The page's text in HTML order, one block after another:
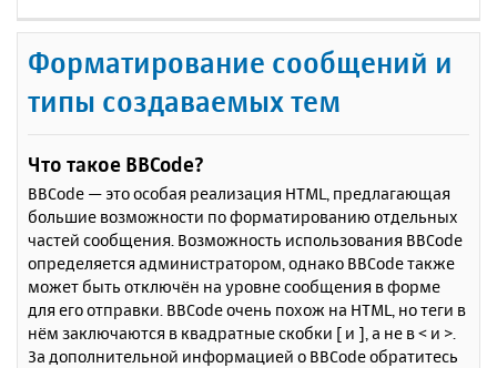
Форматирование сообщений и
типы создаваемых тем
Что такое BBCode?
BBCode — это особая реализация HTML, предлагающая
большие возможности по форматированию отдельных
частей сообщения. Возможность использования BBCode
определяется администратором, однако BBCode также
может быть отключён на уровне сообщения в форме
для его отправки. BBCode очень похож на HTML, но теги в
нём заключаются в квадратные скобки [ и ], а не в < и >.
За дополнительной информацией о BBCode обратитесь